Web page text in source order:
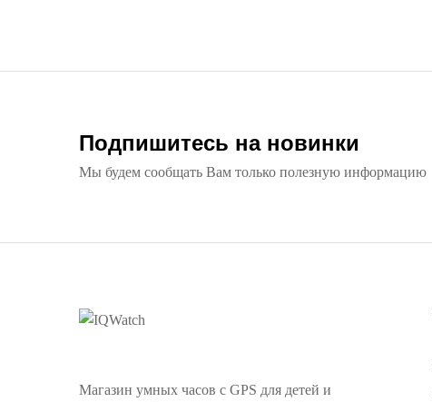
Подпишитесь на новинки
Мы будем сообщать Вам только полезную информацию
Магазин умных часов с GPS для детей и